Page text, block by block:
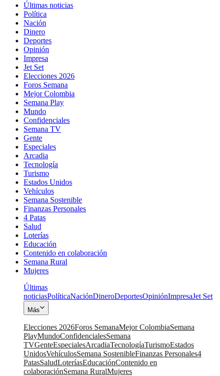
Últimas noticias
Política
Nación
Dinero
Deportes
Opinión
Impresa
Jet Set
Elecciones 2026
Foros Semana
Mejor Colombia
Semana Play
Mundo
Confidenciales
Semana TV
Gente
Especiales
Arcadia
Tecnología
Turismo
Estados Unidos
Vehículos
Semana Sostenible
Finanzas Personales
4 Patas
Salud
Loterías
Educación
Contenido en colaboración
Semana Rural
Mujeres
Últimas
noticiasPolíticaNaciónDineroDeportesOpiniónImpresaJet Set
Más
Elecciones 2026Foros SemanaMejor ColombiaSemana
PlayMundoConfidencialesSemana
TVGenteEspecialesArcadiaTecnologíaTurismoEstados
UnidosVehículosSemana SostenibleFinanzas Personales4
PatasSaludLoteríasEducaciónContenido en
colaboraciónSemana RuralMujeres